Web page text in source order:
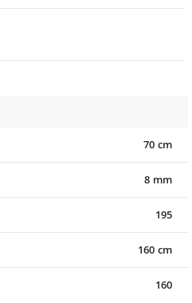
70 cm
8 mm
195
160 cm
160